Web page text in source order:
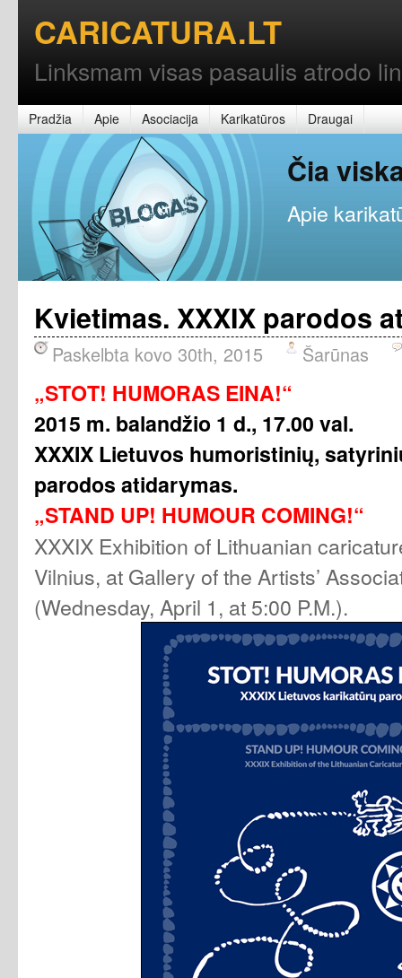
CARICATURA.LT
Linksmam visas pasaulis atrodo
Pradžia Apie Asociacija Karikatūros Draugai
Čia
Apie
Kvietimas. XXXIX parodos
Paskelbta kovo 30th, 2015 Šarūnas
„STOT! HUMORAS EINA!“
2015 m. balandžio 1 d., 17.00 val.
XXXIX Lietuvos humoristinių,
parodos atidarymas.
„STAND UP! HUMOUR COMING!“
XXXIX Exhibition of Lithuanian
Vilnius, at Gallery of the Artists’
(Wednesday, April 1, at 5:00 P.M.).